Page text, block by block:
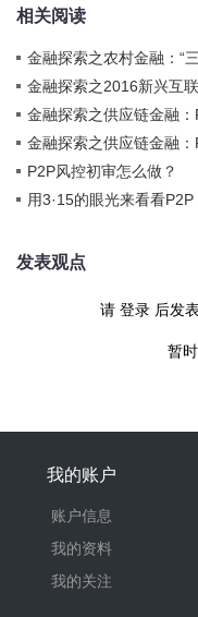
相关阅读
金融探索之农村金融：“
金融探索之2016新兴互
展概况
金融探索之供应链金融
例
金融探索之供应链金融
现状
P2P风控初审怎么做？
用3·15的眼光来看看P2P
发表观点
请 登录 后发
暂
我的账户
账户信息
我的资料
我的关注